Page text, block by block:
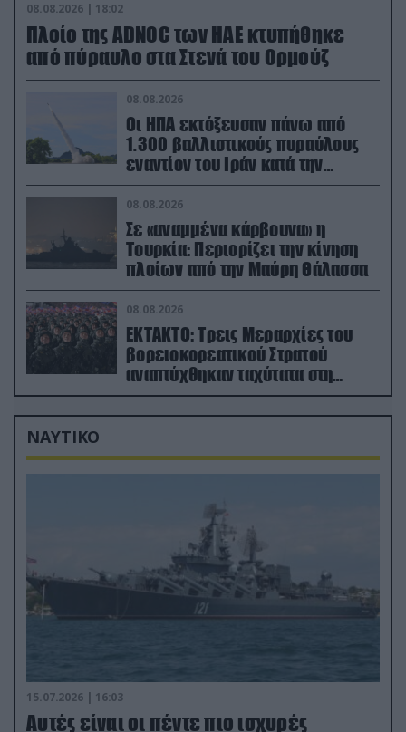
08.08.2026 | 18:02
Πλοίο της ADNOC των ΗΑΕ κτυπήθηκε
από πύραυλο στα Στενά του Ορμούζ
08.08.2026
Οι ΗΠΑ εκτόξευσαν πάνω από
1.300 βαλλιστικούς πυραύλους
εναντίον του Ιράν κατά την
διάρκεια του πολέμου
08.08.2026
Σε «αναμμένα κάρβουνα» η
Τουρκία: Περιορίζει την κίνηση
πλοίων από την Μαύρη Θάλασσα
08.08.2026
ΕΚΤΑΚΤΟ: Τρεις Μεραρχίες του
βορειοκορεατικού Στρατού
αναπτύχθηκαν ταχύτατα στη
Ρωσία
ΝΑΥΤΙΚΟ
15.07.2026 | 16:03
Aυτές είναι οι πέντε πιο ισχυρές